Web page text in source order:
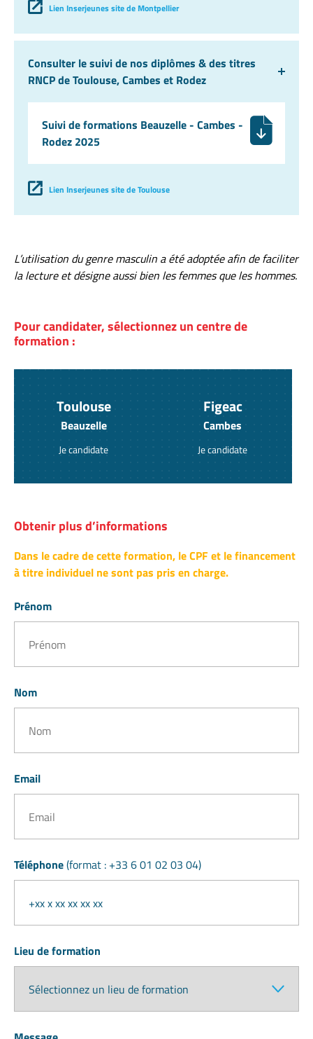
Lien Inserjeunes site de Montpellier
Consulter le suivi de nos diplômes & des titres
RNCP de Toulouse, Cambes et Rodez
Suivi de formations Beauzelle - Cambes -
Rodez 2025
Lien Inserjeunes site de Toulouse
L’utilisation du genre masculin a été adoptée afin de faciliter
la lecture et désigne aussi bien les femmes que les hommes.
Pour candidater, sélectionnez un centre de
formation :
Toulouse
Beauzelle
Je candidate
Figeac
Cambes
Je candidate
Obtenir plus d’informations
Dans le cadre de cette formation, le CPF et le financement
à titre individuel ne sont pas pris en charge.
Prénom
Nom
Email
Téléphone(format : +33 6 01 02 03 04)
Lieu de formation